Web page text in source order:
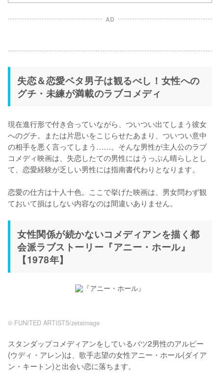
AD
失恋＆恋愛ベタ男子は観るべし！女性への
グチ・未練が満載のラブコメディ
現在進行形で付き合っていながら、ついつい出てしまう彼女
へのグチ。または片思いをこじらせたあまり、ついつい意中
の相手を悪く言ってしまう……。そんな男性が主人公のラブ
コメディ映画は、失恋したての男性にはうっぷん晴らしとし
て、恋愛経験が乏しい男性には指南書代わりとなります。
恋愛の仕方は十人十色。ここで挙げた映画は、男女問わず観
ておいて損はしない内容なのは間違いありません。
女性関係が続かないコメディアンを描く都
会派ラブストーリー『アニー・ホール』
【1978年】
©︎ FUNITED ARTISTS/zetaimage
スタンダップコメディアンをしているバツ2男性のアルビー
(ウディ・アレン)は、歌手志望の女性アニー・ホール(ダイア
ン・キートン)と出会い恋に落ちます。